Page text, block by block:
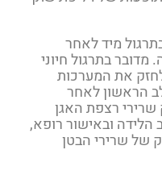
מיד לאחר
בתרגול חיוני
לחזק את המערכות
הראשון לאחר
שרירי רצפת האגן
ובאישור רופא,
של שרירי הבטן